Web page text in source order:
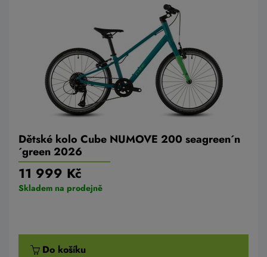
Dětské kolo Cube NUMOVE 200 seagreen´n
´green 2026
11 999 Kč
Skladem na prodejně
Do košíku